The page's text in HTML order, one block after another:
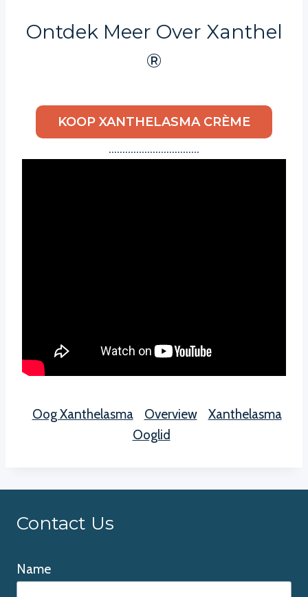
Ontdek Meer Over Xanthel
®
KOOP XANTHELASMA CRÈME
……………………………
Oog Xanthelasma Overview
Xanthelasma
Ooglid
Contact Us
Name